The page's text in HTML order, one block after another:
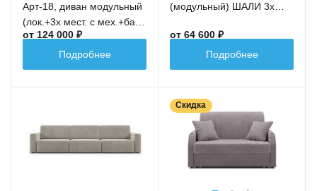
Арт-18, диван модульный
(лок.+3х мест. с мех.+бар
новый+ср.кр.+лок.)
от 124 000 ₽
Подробнее
(модульный) ШАЛИ 3х
еврокнижка НПБ
от 64 600 ₽
Подробнее
Скидка